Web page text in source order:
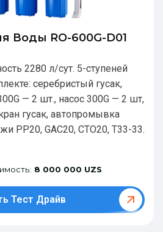
Воды RO-600G-D01
2280 л/сут. 5-ступеней
серебристый гусак,
— 2 шт., насос 300G — 2 шт,
гусак, автопромывка
РР20, GAC20, CTO20, T33-33.
8 000 000 UZS
Тест Драйв